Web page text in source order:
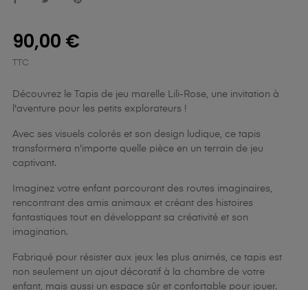
90,00 €
TTC
Découvrez le Tapis de jeu marelle Lili-Rose, une invitation à
l'aventure pour les petits explorateurs !
Avec ses visuels colorés et son design ludique, ce tapis
transformera n'importe quelle pièce en un terrain de jeu
captivant.
Imaginez votre enfant parcourant des routes imaginaires,
rencontrant des amis animaux et créant des histoires
fantastiques tout en développant sa créativité et son
imagination.
Fabriqué pour résister aux jeux les plus animés, ce tapis est
non seulement un ajout décoratif à la chambre de votre
enfant, mais aussi un espace sûr et confortable pour jouer.